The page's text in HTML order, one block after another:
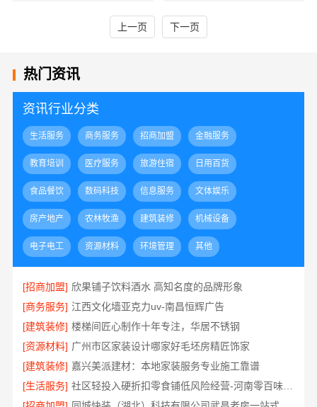
上一页 下一页
热门资讯
资讯行业分类
生活服务 商务服务 招商加盟 金融服务
教育培训 医疗服务 旅游住宿 日用百货
食品餐饮 数码科技 信息服务 文体娱乐
房产地产 农林牧渔 建筑装修 机械设备
电子电工 资源材料 环境管理 其他
[招商加盟] 欣果铺子饮料酒水 高知名度的品牌形象
[商务服务] 江西文化墙亚克力uv-南昌恒辉广告
[建筑装修] 楼梯间匠心制作十年专注，华居不锈钢
[资源材料] 广州市区家装设计哪家好毛坯房精匠饰家
[建筑装修] 嘉兴美派建材：本地家装服务专业施工靠谱
[生活服务]
社区轻投入硬折扣零食铺低风险经营-河南零百味供应链有限公司